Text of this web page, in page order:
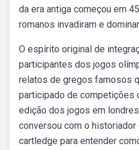
da era antiga começou em
romanos invadiram e
O espírito original de
participantes dos jogos
relatos de gregos famosos
participado de competições
edição dos jogos em
conversou com o historiador
cartledge para entender